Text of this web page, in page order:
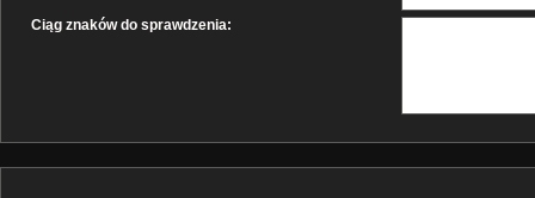
Ciąg znaków do sprawdzenia: